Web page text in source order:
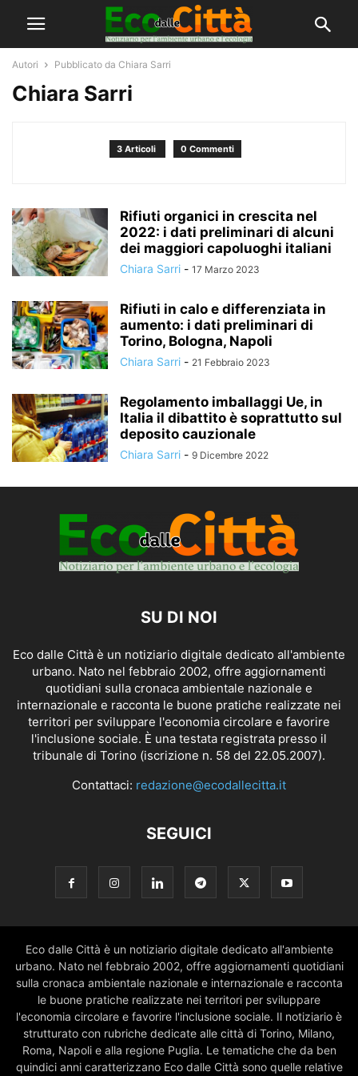
Autori Pubblicato da Chiara Sarri
Chiara Sarri
3 Articoli 0 Commenti
Rifiuti organici in crescita nel
2022: i dati preliminari di alcuni
dei maggiori capoluoghi italiani
Chiara Sarri - 17 Marzo 2023
Rifiuti in calo e differenziata in
aumento: i dati preliminari di
Torino, Bologna, Napoli
Chiara Sarri - 21 Febbraio 2023
Regolamento imballaggi Ue, in
Italia il dibattito è soprattutto sul
deposito cauzionale
Chiara Sarri - 9 Dicembre 2022
SU DI NOI
Eco dalle Città è un notiziario digitale dedicato all'ambiente
urbano. Nato nel febbraio 2002, offre aggiornamenti
quotidiani sulla cronaca ambientale nazionale e
internazionale e racconta le buone pratiche realizzate nei
territori per sviluppare l'economia circolare e favorire
l'inclusione sociale. È una testata registrata presso il
tribunale di Torino (iscrizione n. 58 del 22.05.2007).
Contattaci: redazione@ecodallecitta.it
SEGUICI
Eco dalle Città è un notiziario digitale dedicato all'ambiente
urbano. Nato nel febbraio 2002, offre aggiornamenti quotidiani
sulla cronaca ambientale nazionale e internazionale e racconta
le buone pratiche realizzate nei territori per sviluppare
l'economia circolare e favorire l'inclusione sociale. Il notiziario è
strutturato con rubriche dedicate alle città di Torino, Milano,
Roma, Napoli e alla regione Puglia. Le tematiche che da ben
quindici anni caratterizzano Eco dalle Città sono quelle relative